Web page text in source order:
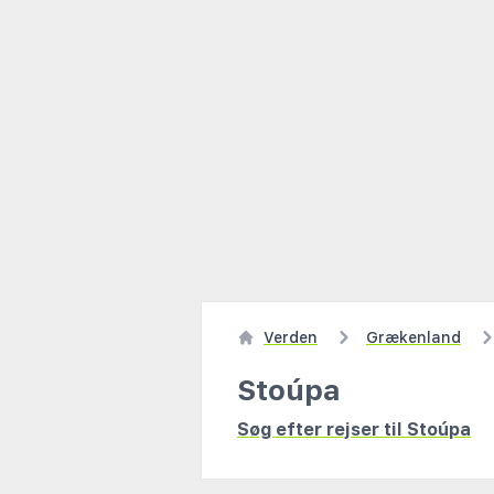
Verden Grækenland
Stoúpa
Søg efter rejser til Stoúpa